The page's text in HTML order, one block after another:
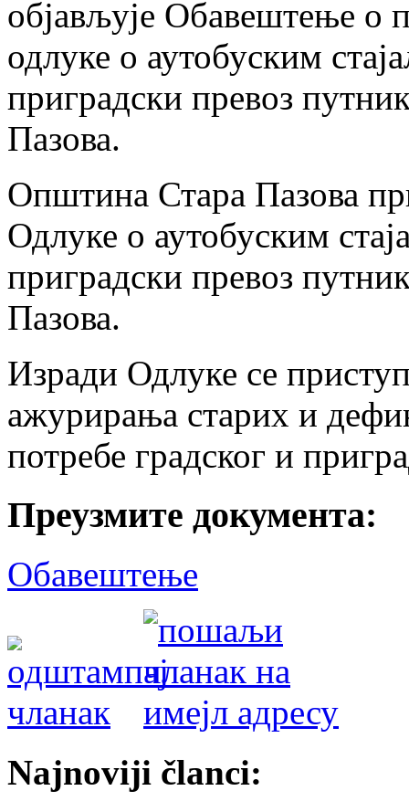
објављује Обавештење о
одлуке о аутобуским
приградски превоз
Пазова.
Општина Стара Пазова
Одлуке о аутобуским
приградски превоз
Пазова.
Изради Одлуке се
ажурирања старих и
потребе градског и
Преузмите документа:
Обавештење
Najnoviji članci: